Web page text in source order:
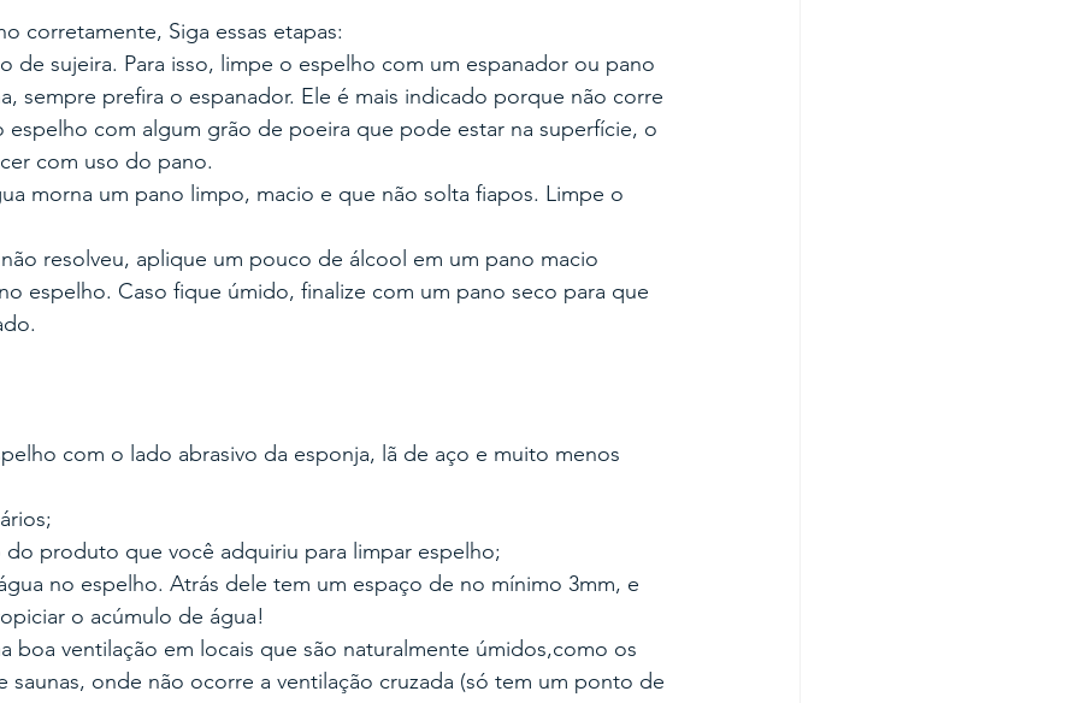
corretamente, Siga essas etapas:
de sujeira. Para isso, limpe o espelho com um espanador ou pano
sempre prefira o espanador. Ele é mais indicado porque não corre
espelho com algum grão de poeira que pode estar na superfície, o
com uso do pano.
morna um pano limpo, macio e que não solta fiapos. Limpe o
resolveu, aplique um pouco de álcool em um pano macio
espelho. Caso fique úmido, finalize com um pano seco para que
com o lado abrasivo da esponja, lã de aço e muito menos
do produto que você adquiriu para limpar espelho;
no espelho. Atrás dele tem um espaço de no mínimo 3mm, e
o acúmulo de água!
boa ventilação em locais que são naturalmente úmidos,como os
saunas, onde não ocorre a ventilação cruzada (só tem um ponto de